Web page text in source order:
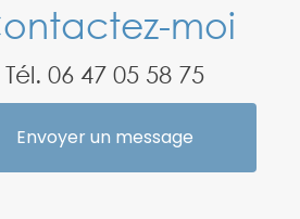
moi
Tél. 06 47 05 58 75
Envoyer un message